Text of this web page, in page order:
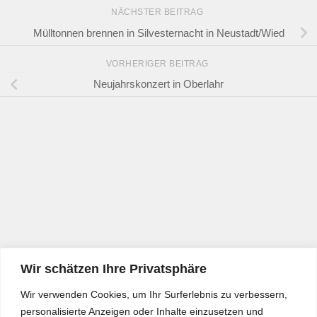
Wir schätzen Ihre Privatsphäre
Wir verwenden Cookies, um Ihr Surferlebnis zu verbessern,
personalisierte Anzeigen oder Inhalte einzusetzen und
NÄCHSTER BEITRAG
Mülltonnen brennen in Silvesternacht in Neustadt/Wied
VORHERIGER BEITRAG
Neujahrskonzert in Oberlahr